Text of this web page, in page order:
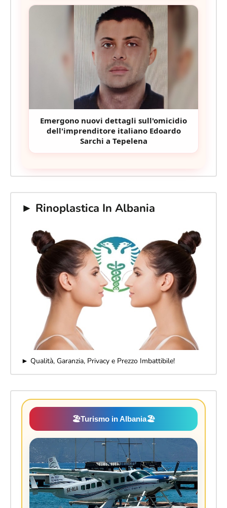
Emergono nuovi dettagli sull'omicidio
dell'imprenditore italiano Edoardo
Sarchi a Tepelena
► Rinoplastica In Albania
► Qualità, Garanzia, Privacy e Prezzo Imbattibile!
🏖️Turismo in Albania🏖️